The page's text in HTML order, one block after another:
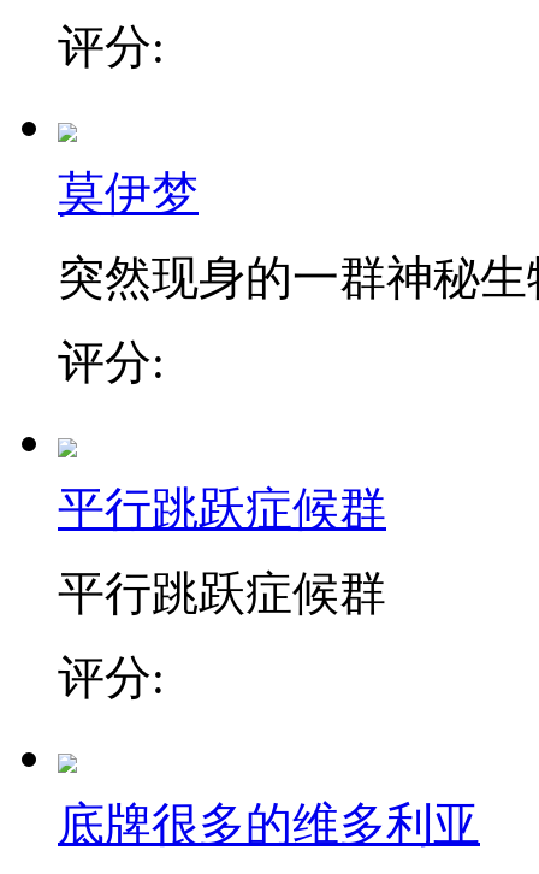
评分:
莫伊梦
突然现身的一群神秘生
评分:
平行跳跃症候群
平行跳跃症候群
评分:
底牌很多的维多利亚